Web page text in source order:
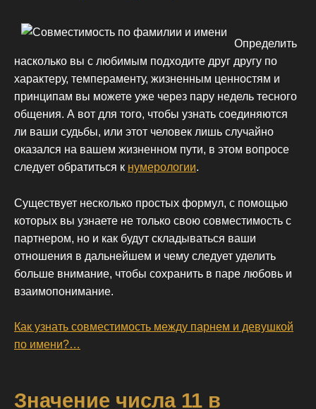
Определить
насколько вы с любимым подходите друг другу по
характеру, темпераменту, жизненным ценностям и
принципам вы можете уже через пару недель тесного
общения. А вот для того, чтобы узнать соединяются
ли ваши судьбы, или этот человек лишь случайно
оказался на вашем жизненном пути, в этом вопросе
следует обратиться к нумерологии.
Существует несколько простых формул, с помощью
которых вы узнаете не только свою совместимость с
партнером, но и как будут складываться ваши
отношения в дальнейшем и чему следует уделить
больше внимание, чтобы сохранить в паре любовь и
взаимопонимание.
Как узнать совместимость между парнем и девушкой
по имени?…
Значение числа 11 в